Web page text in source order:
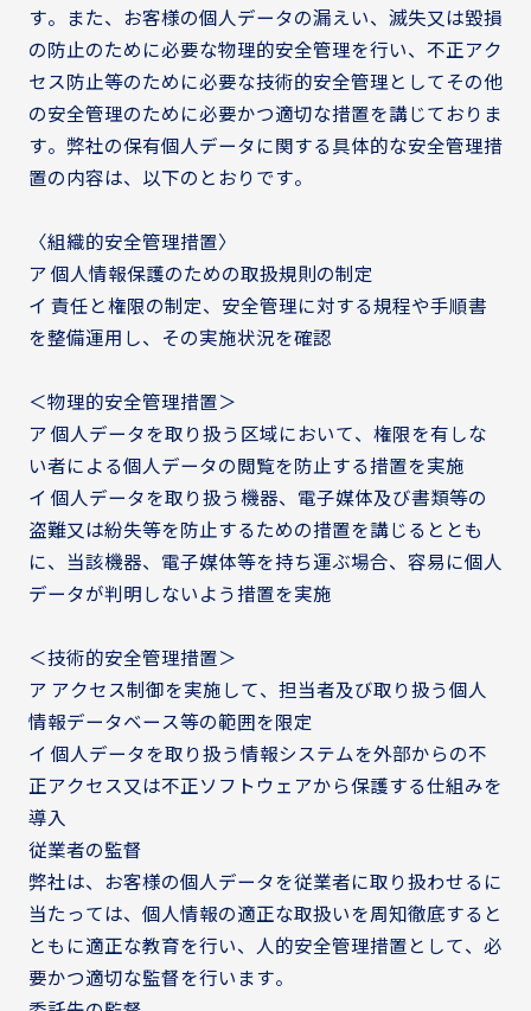
す。また、お客様の個人データの漏えい、滅失又は毀損
の防止のために必要な物理的安全管理を行い、不正アク
セス防止等のために必要な技術的安全管理としてその他
の安全管理のために必要かつ適切な措置を講じておりま
す。弊社の保有個人データに関する具体的な安全管理措
置の内容は、以下のとおりです。
〈組織的安全管理措置〉
ア 個人情報保護のための取扱規則の制定
イ 責任と権限の制定、安全管理に対する規程や手順書
を整備運用し、その実施状況を確認
＜物理的安全管理措置＞
ア 個人データを取り扱う区域において、権限を有しな
い者による個人データの閲覧を防止する措置を実施
イ 個人データを取り扱う機器、電子媒体及び書類等の
盗難又は紛失等を防止するための措置を講じるととも
に、当該機器、電子媒体等を持ち運ぶ場合、容易に個人
データが判明しないよう措置を実施
＜技術的安全管理措置＞
ア アクセス制御を実施して、担当者及び取り扱う個人
情報データベース等の範囲を限定
イ 個人データを取り扱う情報システムを外部からの不
正アクセス又は不正ソフトウェアから保護する仕組みを
導入
従業者の監督
弊社は、お客様の個人データを従業者に取り扱わせるに
当たっては、個人情報の適正な取扱いを周知徹底すると
ともに適正な教育を行い、人的安全管理措置として、必
要かつ適切な監督を行います。